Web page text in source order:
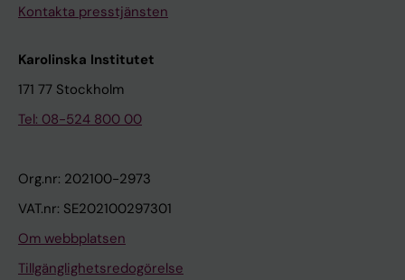
Kontakta presstjänsten
Karolinska Institutet
171 77 Stockholm
Tel: 08-524 800 00
Org.nr: 202100-2973
VAT.nr: SE202100297301
Om webbplatsen
Tillgänglighetsredogörelse